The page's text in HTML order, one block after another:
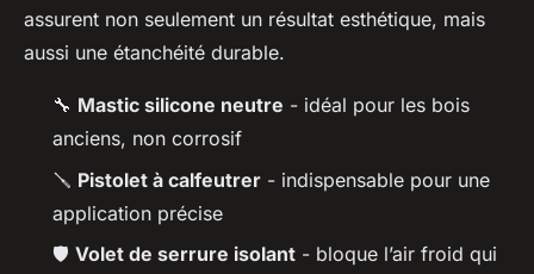
assurent non seulement un résultat esthétique, mais
aussi une étanchéité durable.
🔧 Mastic silicone neutre - idéal pour les bois
anciens, non corrosif
🪛 Pistolet à calfeutrer - indispensable pour une
application précise
🛡️ Volet de serrure isolant - bloque l’air froid qui